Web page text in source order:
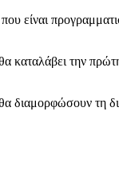
είναι
καταλάβει την
διαμορφώσουν τη